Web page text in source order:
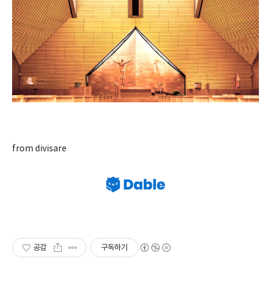
from divisare
공감 구독하기